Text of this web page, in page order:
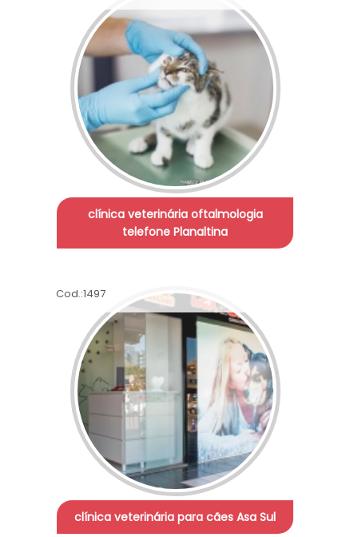
clínica veterinária oftalmologia
telefone Planaltina
Cod.:1497
clínica veterinária para cães Asa Sul